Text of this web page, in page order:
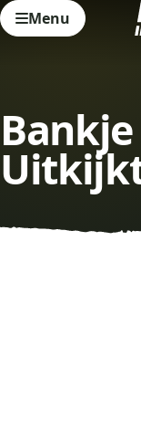
Menu